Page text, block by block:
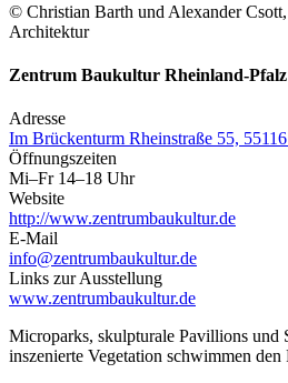
© Christian Barth und Alexander
Architektur
Zentrum Baukultur Rheinland-Pfalz
Adresse
Im Brückenturm Rheinstraße 55,
Öffnungszeiten
Mi–Fr 14–18 Uhr
Website
http://www.zentrumbaukultur.de
E-Mail
info@zentrumbaukultur.de
Links zur Ausstellung
www.zentrumbaukultur.de
Microparks, skulpturale Pavillions und
inszenierte Vegetation schwimmen